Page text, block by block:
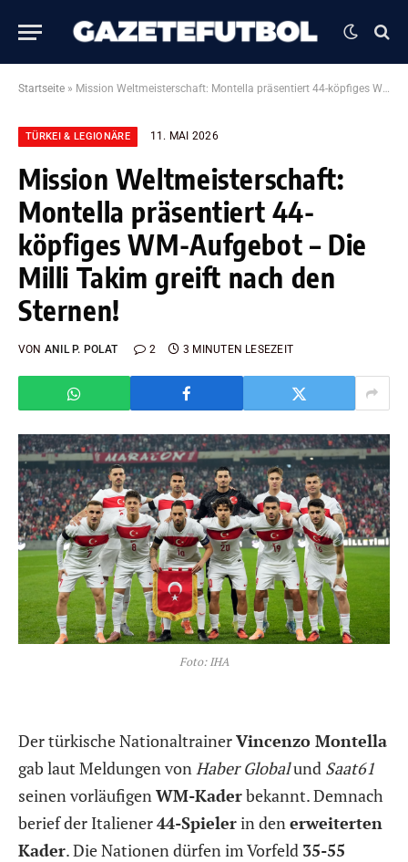
Startseite » Mission Weltmeisterschaft: Montella präsentiert 44-köpfiges WM-Aufgebot – Die Milli Takim greift nach den Sternen!
TÜRKEI & LEGIONÄRE 11. MAI 2026
Mission Weltmeisterschaft:
Montella präsentiert 44-
köpfiges WM-Aufgebot – Die
Milli Takim greift nach den
Sternen!
VON ANIL P. POLAT 2 3 MINUTEN LESEZEIT
Foto: IHA
Der türkische NationaltrainerVincenzo Montella
gab laut Meldungen von Haber Globalund Saat61
seinen vorläufigen WM-Kaderbekannt. Demnach
berief der Italiener44-Spielerin den erweiterten
Kader. Die Nationen dürfen im Vorfeld 35-55